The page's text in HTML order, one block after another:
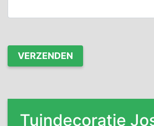
Tuindecoratie